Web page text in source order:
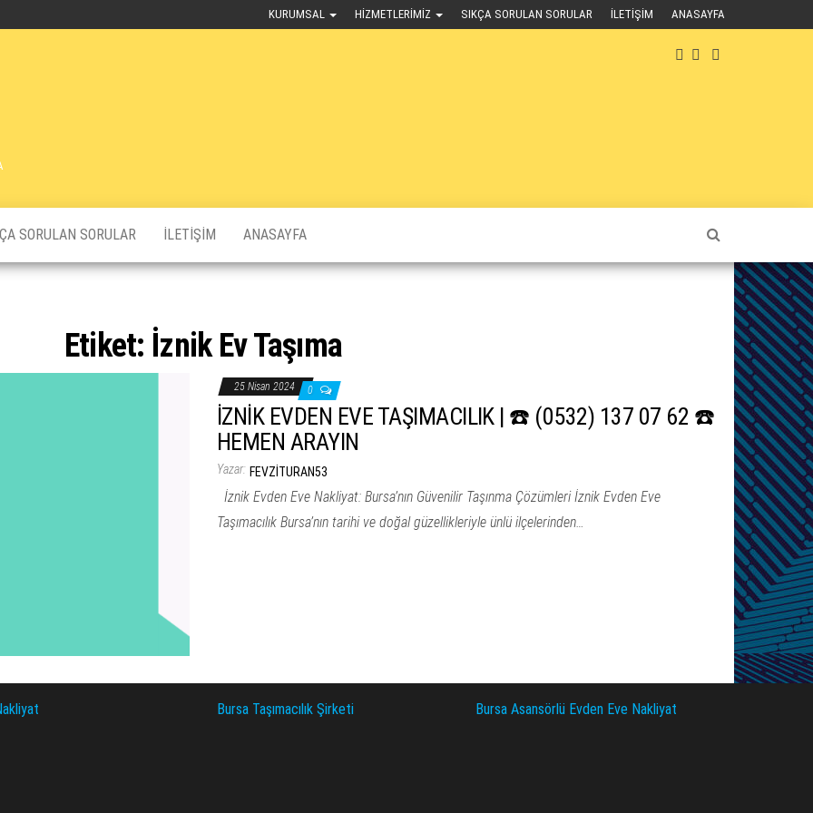
KURUMSAL HIZMETLERIMIZ SIKÇA SORULAN SORULAR İLETIŞIM ANASAYFA
SORULAN SORULAR İLETIŞIM ANASAYFA
Etiket: İznik Ev Taşıma
25 Nisan 2024 0
İZNİK EVDEN EVE TAŞIMACILIK | ☎️ (0532) 137 07 62 ☎️
HEMEN ARAYIN
Yazar: FEVZITURAN53
İznik Evden Eve Nakliyat: Bursa’nın Güvenilir Taşınma Çözümleri İznik Evden Eve
Taşımacılık Bursa’nın tarihi ve doğal güzellikleriyle ünlü ilçelerinden…
Bursa Taşımacılık Şirketi Bursa Asansörlü Evden Eve Nakliyat